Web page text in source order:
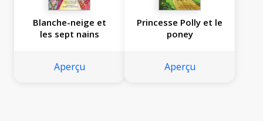
Blanche-neige et
les sept nains
Aperçu
Princesse Polly et le
poney
Aperçu